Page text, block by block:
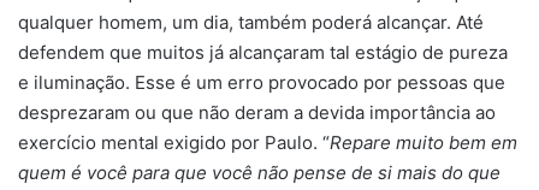
qualquer homem, um dia, também poderá alcançar. Até
defendem que muitos já alcançaram tal estágio de pureza
e iluminação. Esse é um erro provocado por pessoas que
desprezaram ou que não deram a devida importância ao
exercício mental exigido por Paulo. “Repare muito bem em
quem é você para que você não pense de si mais do que